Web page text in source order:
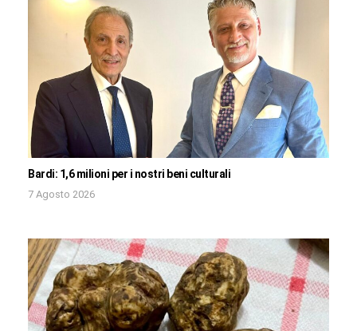
Bardi: 1,6 milioni per i nostri beni culturali
7 Agosto 2026